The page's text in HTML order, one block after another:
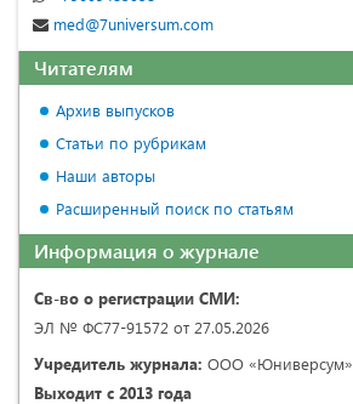
med@7universum.com
Читателям
Архив выпусков
Статьи по рубрикам
Наши авторы
Расширенный поиск по статьям
Информация о журнале
Св-во о регистрации СМИ:
ЭЛ № ФС77-91572 от 27.05.2026
Учредитель журнала: ООО «Юниверсум»
Выходит с 2013 года